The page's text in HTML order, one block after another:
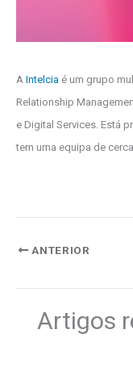
A Intelcia é um grupo
Relationship
e Digital Services. Está
tem uma equipa de
ANTERIOR
Artigos